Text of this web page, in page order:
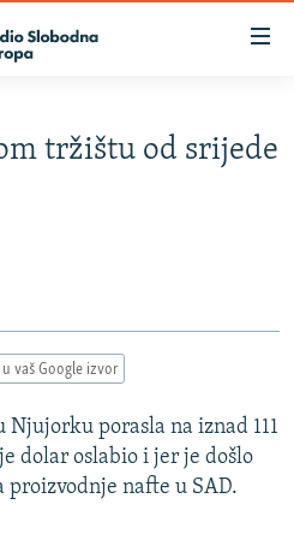
tržištu od srijede
vaš Google izvor
porasla na iznad 111
dolar oslabio i jer je došlo
proizvodnje nafte u SAD.